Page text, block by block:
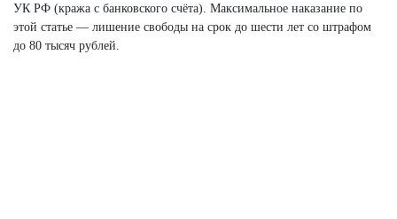
УК РФ (кража с банковского счёта). Максимальное наказание по
этой статье — лишение свободы на срок до шести лет со штрафом
до 80 тысяч рублей.